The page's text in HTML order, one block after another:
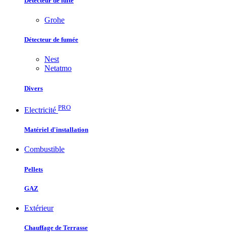
Grohe
Détecteur de fumée
Nest
Netatmo
Divers
Electricité PRO
Matériel d'installation
Combustible
Pellets
GAZ
Extérieur
Chauffage de Terrasse